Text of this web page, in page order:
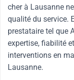
cher à Lausanne
qualité du service.
prestataire tel que
expertise, fiabilité
interventions en
Lausanne.